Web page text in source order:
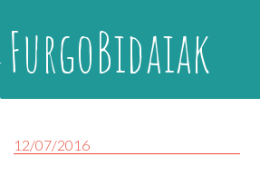
FurgoBidaiak
12/07/2016